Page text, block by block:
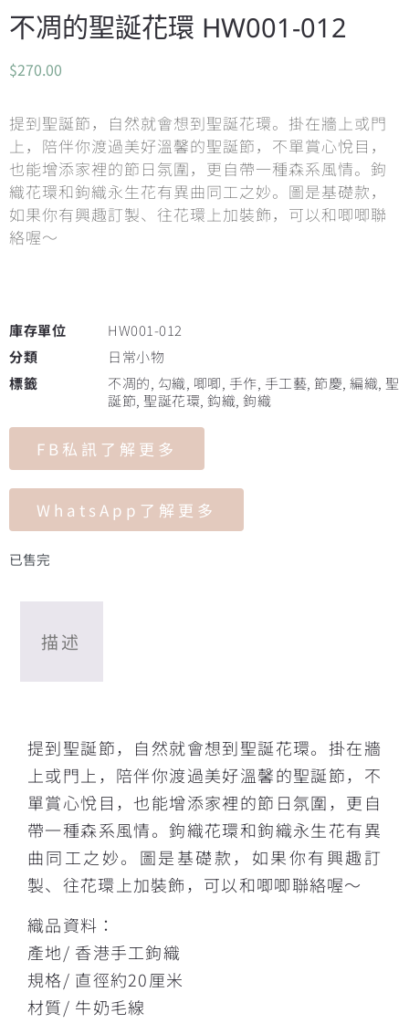
不凋的聖誕花環 HW001-012
$270.00
提到聖誕節，自然就會想到聖誕花環。掛在牆上或門
上，陪伴你渡過美好溫馨的聖誕節，不單賞心悅目，
也能增添家裡的節日氛圍，更自帶一種森系風情。鉤
織花環和鉤織永生花有異曲同工之妙。圖是基礎款，
如果你有興趣訂製、往花環上加裝飾，可以和唧唧聯
絡喔～
庫存單位
HW001-012
分類
日常小物
標籤
不凋的, 勾織, 唧唧, 手作, 手工藝, 節慶, 編織, 聖
誕節, 聖誕花環, 鈎織, 鉤織
FB私訊了解更多
WhatsApp了解更多
已售完
描述
提到聖誕節，自然就會想到聖誕花環。掛在牆
上或門上，陪伴你渡過美好溫馨的聖誕節，不
單賞心悅目，也能增添家裡的節日氛圍，更自
帶一種森系風情。鉤織花環和鉤織永生花有異
曲同工之妙。圖是基礎款，如果你有興趣訂
製、往花環上加裝飾，可以和唧唧聯絡喔～
織品資料：
產地/ 香港手工鉤織
規格/ 直徑約20厘米
材質/ 牛奶毛線